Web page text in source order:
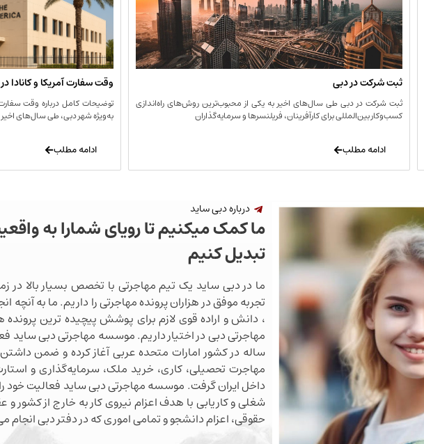
ثبت شرکت در دبی
ثبت شرکت در دبی طی سال‌های اخیر به یکی از محبوب‌ترین روش‌های راه‌اندازی
کسب‌وکار بین‌المللی برای کارآفرینان، فریلنسرها و سرمایه‌گذاران
ادامه مطلب
وقت سفارت آمریکا و کانادا
توضیحات کامل درباره وقت
به‌ویژه شهر دبی، طی سال‌های اخیر
ادامه مطلب
درباره دبی ساید
ما کمک میکنیم تا رویای شمارا به
تبدیل کنیم
ما در دبی ساید یک تیم مهاجرتی با تخصص بسیار بالا در
تجربه موفق در هزاران پرونده مهاجرتی را داریم. ما به
، دانش و اراده قوی لازم برای پوشش پیچیده ترین پرونده
ساله در کشور امارات متحده عربی آغاز کرده و ضمن
مهاجرت تحصیلی، کاری، خرید ملک، سرمایه‌گذاری و
داخل ایران گرفت. موسسه مهاجرتی دبی ساید فعالیت خود
شغلی و کاریابی با هدف اعزام نیروی کار به خارج از کشور و
حقوقی، اعزام دانشجو و تمامی اموری که در دفتر دبی